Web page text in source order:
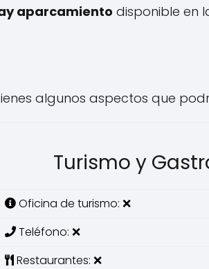
aparcamiento disponible en
algunos aspectos que
Turismo y
Oficina de turismo: ❌
Teléfono: ❌
Restaurantes: ❌